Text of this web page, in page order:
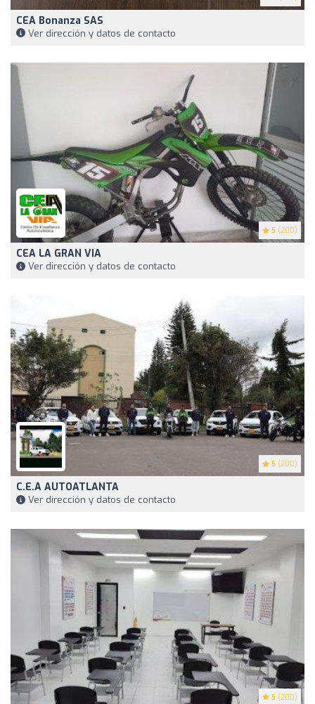
CEA Bonanza SAS
Ver dirección y datos de contacto
5 (200)
CEA LA GRAN VIA
Ver dirección y datos de contacto
5 (200)
C.E.A AUTOATLANTA
Ver dirección y datos de contacto
5 (200)